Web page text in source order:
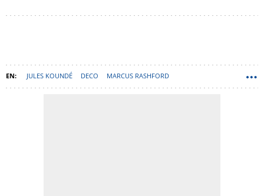
JULES KOUNDÉ DECO MARCUS RASHFORD